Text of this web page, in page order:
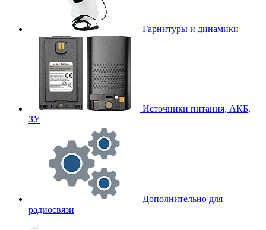
Гарнитуры и динамики
Источники питания, АКБ,
ЗУ
Дополнительно для
радиосвязи